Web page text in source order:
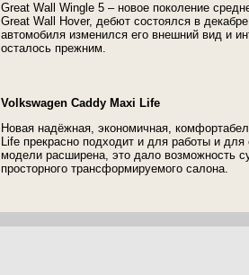
Great Wall Wingle 5 – новое поколение
Great Wall Hover, дебют состоялся в
автомобиля изменился его внешний вид и
осталось прежним.
Volkswagen Caddy Maxi Life
Новая надёжная, экономичная,
Life прекрасно подходит и для работы и
модели расширена, это дало возможность
просторного трансформируемого салона.